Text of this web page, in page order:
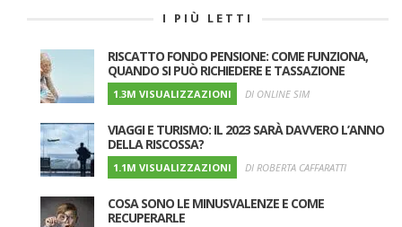
I PIÙ LETTI
RISCATTO FONDO PENSIONE: COME FUNZIONA,
QUANDO SI PUÒ RICHIEDERE E TASSAZIONE
1.3M VISUALIZZAZIONI DI ONLINE SIM
VIAGGI E TURISMO: IL 2023 SARÀ DAVVERO L’ANNO
DELLA RISCOSSA?
1.1M VISUALIZZAZIONI DI ROBERTA CAFFARATTI
COSA SONO LE MINUSVALENZE E COME
RECUPERARLE